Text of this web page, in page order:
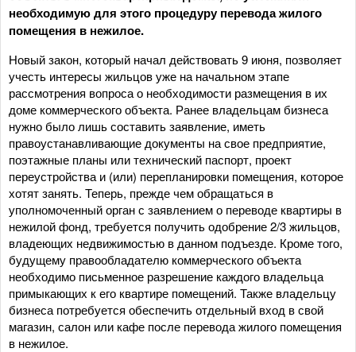
необходимую для этого процедуру перевода жилого
помещения в нежилое.
Новый закон, который начал действовать 9 июня, позволяет
учесть интересы жильцов уже на начальном этапе
рассмотрения вопроса о необходимости размещения в их
доме коммерческого объекта. Ранее владельцам бизнеса
нужно было лишь составить заявление, иметь
правоустанавливающие документы на свое предприятие,
поэтажные планы или технический паспорт, проект
переустройства и (или) перепланировки помещения, которое
хотят занять. Теперь, прежде чем обращаться в
уполномоченный орган с заявлением о переводе квартиры в
нежилой фонд, требуется получить одобрение 2/3 жильцов,
владеющих недвижимостью в данном подъезде. Кроме того,
будущему правообладателю коммерческого объекта
необходимо письменное разрешение каждого владельца
примыкающих к его квартире помещений. Также владельцу
бизнеса потребуется обеспечить отдельный вход в свой
магазин, салон или кафе после перевода жилого помещения
в нежилое.